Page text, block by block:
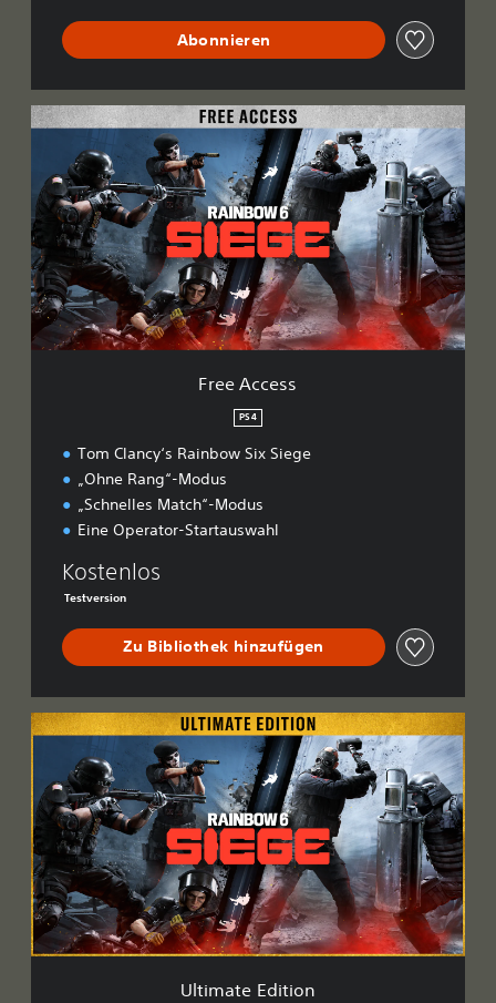
Abonnieren
F
A
c
c
e
s
s
Free Access
PS4
Tom Clancy‘s Rainbow Six Siege
„Ohne Rang“-Modus
„Schnelles Match“-Modus
Eine Operator-Startauswahl
Kostenlos
Testversion
Zu Bibliothek hinzufügen
U
l
m
a
t
e
E
d
i
t
Ultimate Edition